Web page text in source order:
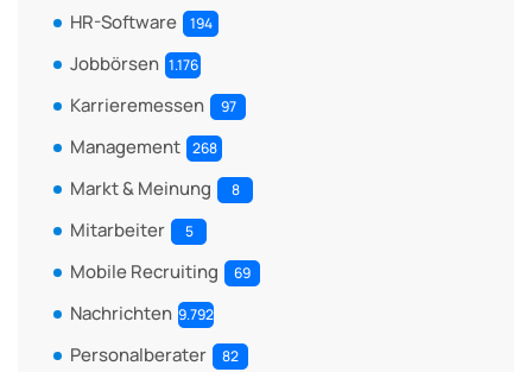
HR-Software 194
Jobbörsen 1.176
Karrieremessen 97
Management 268
Markt & Meinung 8
Mitarbeiter 5
Mobile Recruiting 69
Nachrichten 9.792
Personalberater 82